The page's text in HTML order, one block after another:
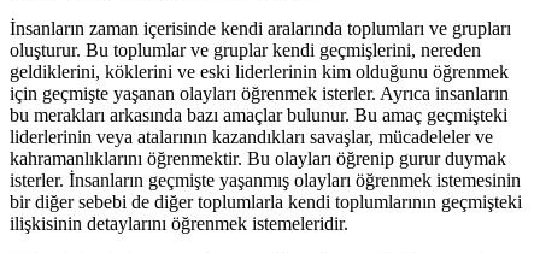
İnsanların zaman içerisinde kendi aralarında toplumları ve grupları
oluşturur. Bu toplumlar ve gruplar kendi geçmişlerini, nereden
geldiklerini, köklerini ve eski liderlerinin kim olduğunu öğrenmek
için geçmişte yaşanan olayları öğrenmek isterler. Ayrıca insanların
bu merakları arkasında bazı amaçlar bulunur. Bu amaç geçmişteki
liderlerinin veya atalarının kazandıkları savaşlar, mücadeleler ve
kahramanlıklarını öğrenmektir. Bu olayları öğrenip gurur duymak
isterler. İnsanların geçmişte yaşanmış olayları öğrenmek istemesinin
bir diğer sebebi de diğer toplumlarla kendi toplumlarının geçmişteki
ilişkisinin detaylarını öğrenmek istemeleridir.